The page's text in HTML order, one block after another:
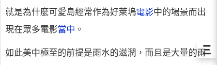
就是為什麼可愛島經常作為好萊塢電影中的場景而出
現在眾多電影當中 。
如此美中極至的前提是雨水的滋潤，而且是大量的雨Ξ